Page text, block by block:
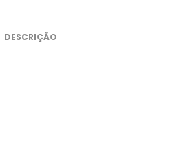
DESCRIÇÃO